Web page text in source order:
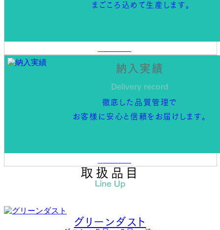
まごころ込めて生産します。
納入実績
Delivery record
徹底した品質管理で
お客様に安心と信頼をお届けします。
取扱品目
Line Up
グリーンダスト